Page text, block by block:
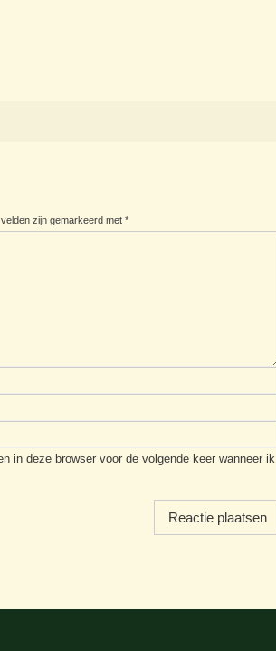
zijn gemarkeerd met *
in deze browser voor de volgende keer wanneer ik